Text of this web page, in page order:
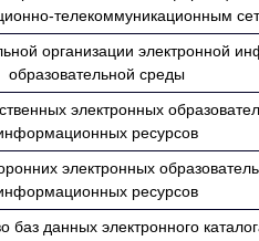
телекоммуникационным
организации электронной
образовательной среды
электронных
ресурсов
электронных
ресурсов
баз данных электронного